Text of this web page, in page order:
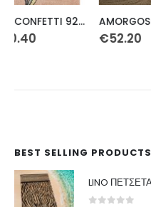
AMORGOS-2 ΣΕΤ ΠΑΠ-ΘΗΚΗ ΔΙΠΛΗ 200Χ240 3ΤΕΜ
€52.20
BEST SELLING PRODUCTS